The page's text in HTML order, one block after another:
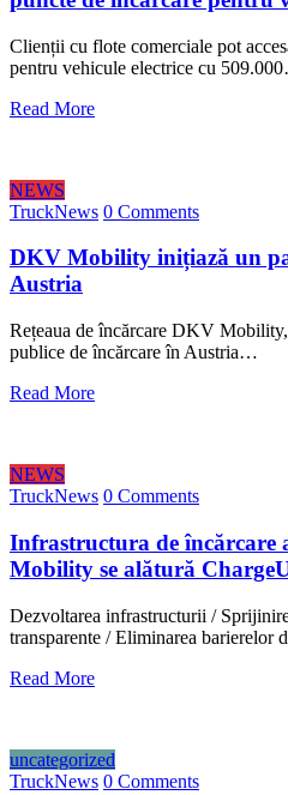
Clienții cu flote comerciale pot
pentru vehicule electrice cu
Read More
NEWS
TruckNews 0 Comments
DKV Mobility inițiază un
Austria
Rețeaua de încărcare DKV
publice de încărcare în Austria…
Read More
NEWS
TruckNews 0 Comments
Infrastructura de încărcare
Mobility se alătură
Dezvoltarea infrastructurii /
transparente / Eliminarea
Read More
uncategorized
TruckNews 0 Comments